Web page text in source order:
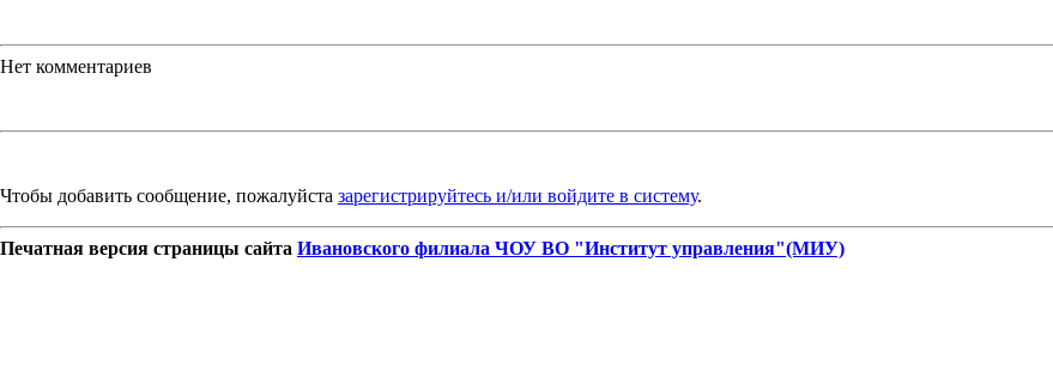
Нет комментариев
Чтобы добавить сообщение, пожалуйста зарегистрируйтесь и/или войдите в систему.
Печатная версия страницы сайта Ивановского филиала ЧОУ ВО "Институт управления"(МИУ)